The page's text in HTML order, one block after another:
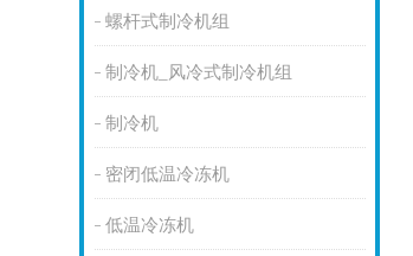
螺杆式制冷机组
制冷机_风冷式制冷机组
制冷机
密闭低温冷冻机
低温冷冻机